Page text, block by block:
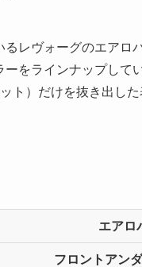
るレヴォーグのエアロ
ーをラインナップして
ト）だけを抜き出した
エアロ
フロントアン